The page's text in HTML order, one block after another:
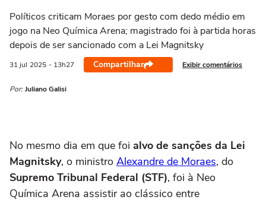
Políticos criticam Moraes por gesto com dedo médio em
jogo na Neo Química Arena; magistrado foi à partida horas
depois de ser sancionado com a Lei Magnitsky
31 jul 2025 - 13h27 Compartilhar Exibir comentários
Por: Juliano Galisi
No mesmo dia em que foi alvo de sanções da Lei
Magnitsky, o ministro Alexandre de Moraes, do
Supremo Tribunal Federal (STF), foi à Neo
Química Arena assistir ao clássico entre